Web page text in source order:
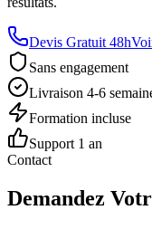
Devis Gratuit 48h
Sans engagement
Livraison 4-6
Formation incluse
Support 1 an
Contact
Demandez